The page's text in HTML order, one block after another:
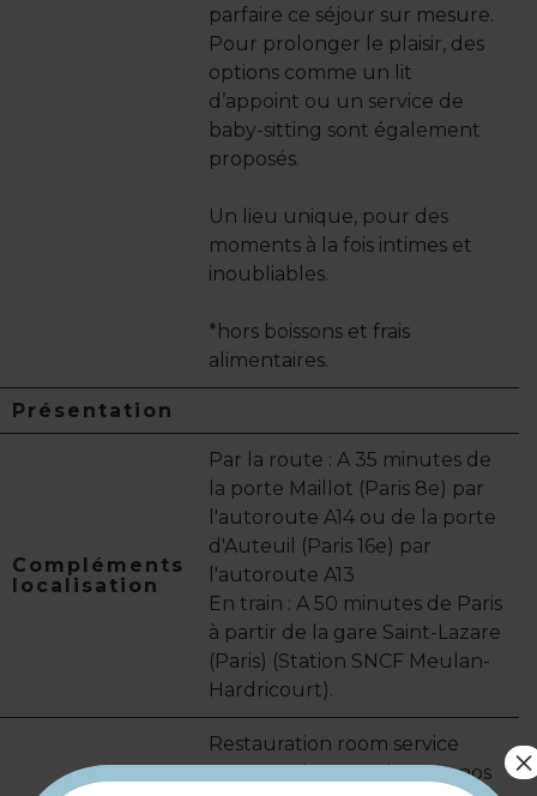
parfaire ce séjour sur mesure.
Pour prolonger le plaisir, des
options comme un lit
d’appoint ou un service de
baby-sitting sont également
proposés.
Un lieu unique, pour des
moments à la fois intimes et
inoubliables.
*hors boissons et frais
alimentaires.
Présentation
Compléments
localisation
Par la route : A 35 minutes de
la porte Maillot (Paris 8e) par
l'autoroute A14 ou de la porte
d'Auteuil (Paris 16e) par
l'autoroute A13
En train : A 50 minutes de Paris
à partir de la gare Saint-Lazare
(Paris) (Station SNCF Meulan-
Hardricourt).
Restauration room service
Restauration avec l'un de nos
×